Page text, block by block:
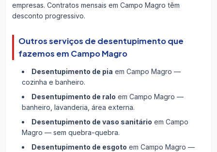
empresas. Contratos mensais em Campo Magro têm
desconto progressivo.
Outros serviços de desentupimento que
fazemos em Campo Magro
Desentupimento de pia em Campo Magro —
cozinha e banheiro.
Desentupimento de ralo em Campo Magro —
banheiro, lavanderia, área externa.
Desentupimento de vaso sanitário em Campo
Magro — sem quebra-quebra.
Desentupimento de esgoto em Campo Magro —